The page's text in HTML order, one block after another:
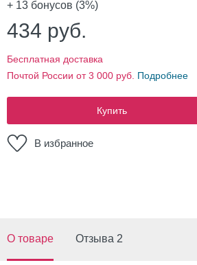
+ 13 бонусов (3%)
434 руб.
Бесплатная доставка
Почтой России от 3 000 руб. Подробнее
Купить
В избранное
О товаре Отзыва 2